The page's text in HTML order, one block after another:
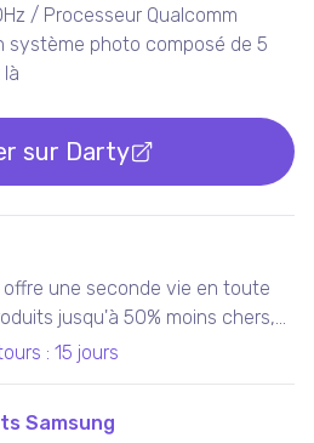
/ Processeur Qualcomm
système photo composé de 5
sur Darty
une seconde vie en toute
jusqu'à 50% moins chers,
qualifiés, dans nos ateliers
: 15 jours
Samsung